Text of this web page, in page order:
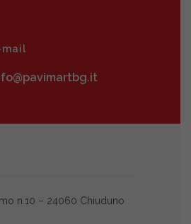
mail
n.10 – 24060 Chiuduno